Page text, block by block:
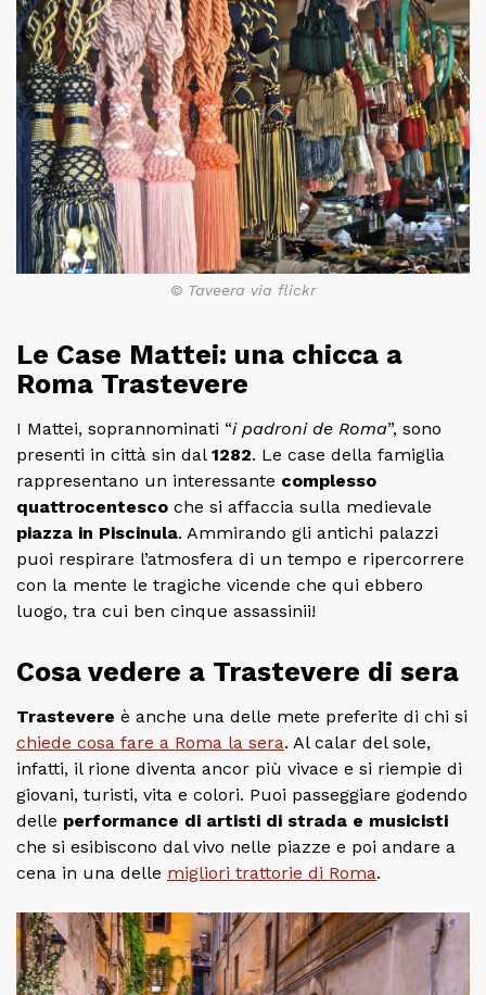
© Taveera via flickr
Le Case Mattei: una chicca a
Roma Trastevere
I Mattei, soprannominati “i padroni de Roma”, sono
presenti in città sin dal 1282. Le case della famiglia
rappresentano un interessante complesso
quattrocentesco che si affaccia sulla medievale
piazza in Piscinula. Ammirando gli antichi palazzi
puoi respirare l’atmosfera di un tempo e ripercorrere
con la mente le tragiche vicende che qui ebbero
luogo, tra cui ben cinque assassinii!
Cosa vedere a Trastevere di sera
Trastevere è anche una delle mete preferite di chi si
chiede cosa fare a Roma la sera. Al calar del sole,
infatti, il rione diventa ancor più vivace e si riempie di
giovani, turisti, vita e colori. Puoi passeggiare godendo
delle performance di artisti di strada e musicisti
che si esibiscono dal vivo nelle piazze e poi andare a
cena in una delle migliori trattorie di Roma.